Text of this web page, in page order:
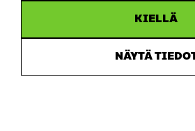
KIELLÄ
NÄYTÄ
ennakoidaan olevan
muuttavia ominaisuuksia.